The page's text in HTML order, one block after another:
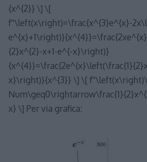
{x^{2}} \] \[
f''\left(x\right)=\frac{x^{3}e^{x}-
{2}x^{2}-x+1-e^{-x}\right)}
x}\right)}{x^{3}} \] \[
x} \] Per via grafica: